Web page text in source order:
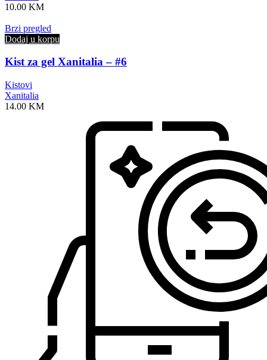
10.00 KM
Brzi pregled
Dodaj u korpu
Kist za gel Xanitalia – #6
Kistovi
Xanitalia
14.00 KM